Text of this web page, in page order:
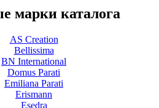
марки каталога
AS Creation
Bellissima
BN International
Domus Parati
Emiliana Parati
Erismann
Esedra